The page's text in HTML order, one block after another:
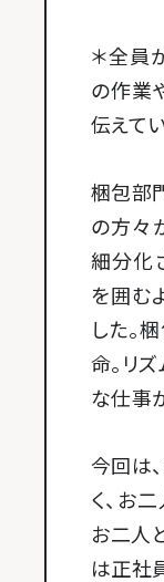
＊全員
の作業
伝えて
梱包部
の方々
細分化
を囲む
した。
命。リ
な仕事
今回は
く、お
お二人
は正社